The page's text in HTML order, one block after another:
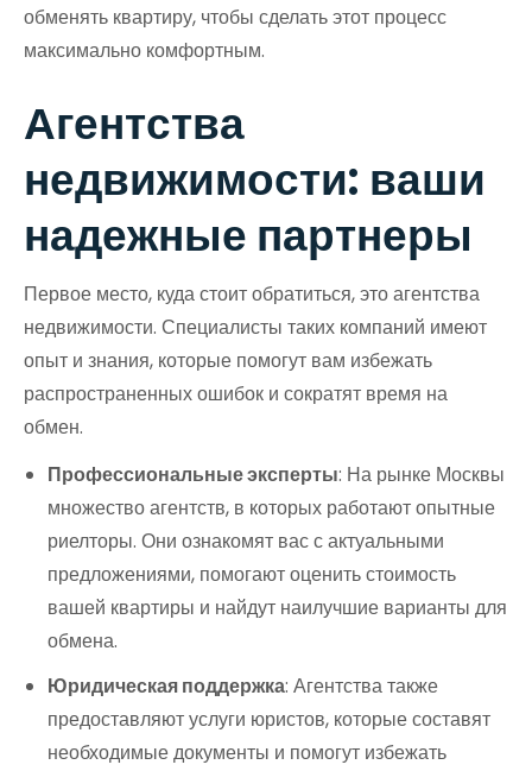
обменять квартиру, чтобы сделать этот процесс
максимально комфортным.
Агентства
недвижимости: ваши
надежные партнеры
Первое место, куда стоит обратиться, это агентства
недвижимости. Специалисты таких компаний имеют
опыт и знания, которые помогут вам избежать
распространенных ошибок и сократят время на
обмен.
Профессиональные эксперты: На рынке Москвы
множество агентств, в которых работают опытные
риелторы. Они ознакомят вас с актуальными
предложениями, помогают оценить стоимость
вашей квартиры и найдут наилучшие варианты для
обмена.
Юридическая поддержка: Агентства также
предоставляют услуги юристов, которые составят
необходимые документы и помогут избежать